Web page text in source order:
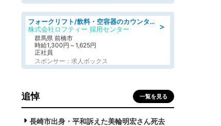
＞
フォークリフト/飲料・空容器のカウンターフォーク/駒形駅/車11分
株式会社ロフティー 採用センター
群馬県 前橋市
時給1,300円～1,625円
正社員
スポンサー：求人ボックス
追悼 一覧を見る
長崎市出身・平和訴えた美輪明宏さん死去